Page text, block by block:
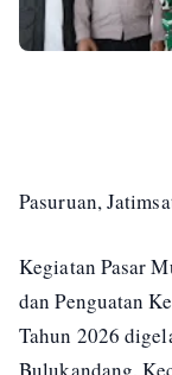
Pasuruan,
Kegiatan Pasar
dan Penguatan
Tahun 2026
Bulukandang,